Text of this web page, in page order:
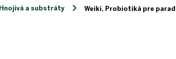
Hnojivá a substráty Weiki, Probiotiká pre